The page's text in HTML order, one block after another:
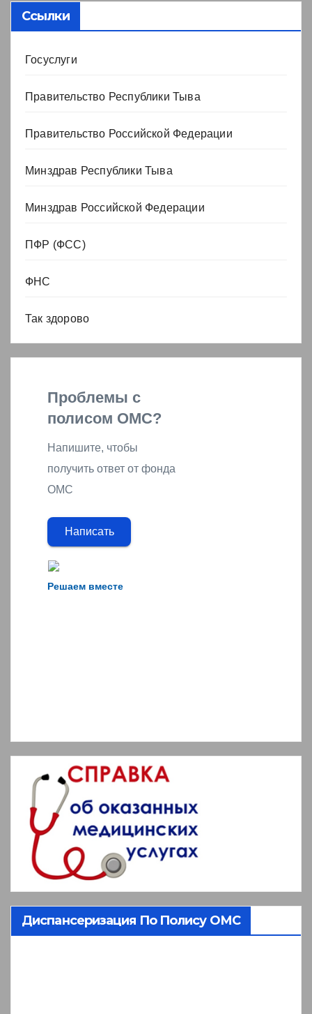
Ссылки
Госуслуги
Правительство Республики Тыва
Правительство Российской Федерации
Минздрав Республики Тыва
Минздрав Российской Федерации
ПФР (ФСС)
ФНС
Так здорово
Решаем вместе
Проблемы с
полисом ОМС?
Напишите, чтобы
получить ответ от фонда
ОМС
Написать
Диспансеризация По Полису ОМС